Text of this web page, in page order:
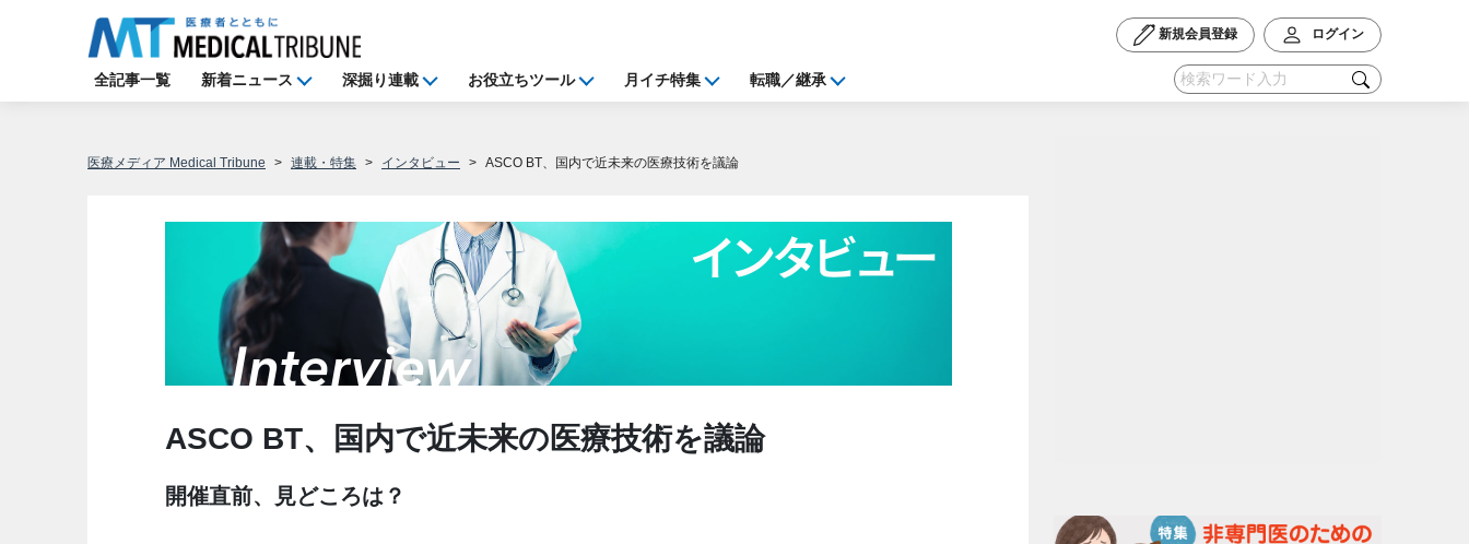
新規会員登録 ログイン
全記事一覧 新着ニュース 深掘り連載 お役立ちツール 月イチ特集 転職／継承
医療メディア Medical Tribune 連載・特集 インタビュー ASCO BT、国内で近未来の医療技術を議論
ASCO BT、国内で近未来の医療技術を議論
開催直前、見どころは？